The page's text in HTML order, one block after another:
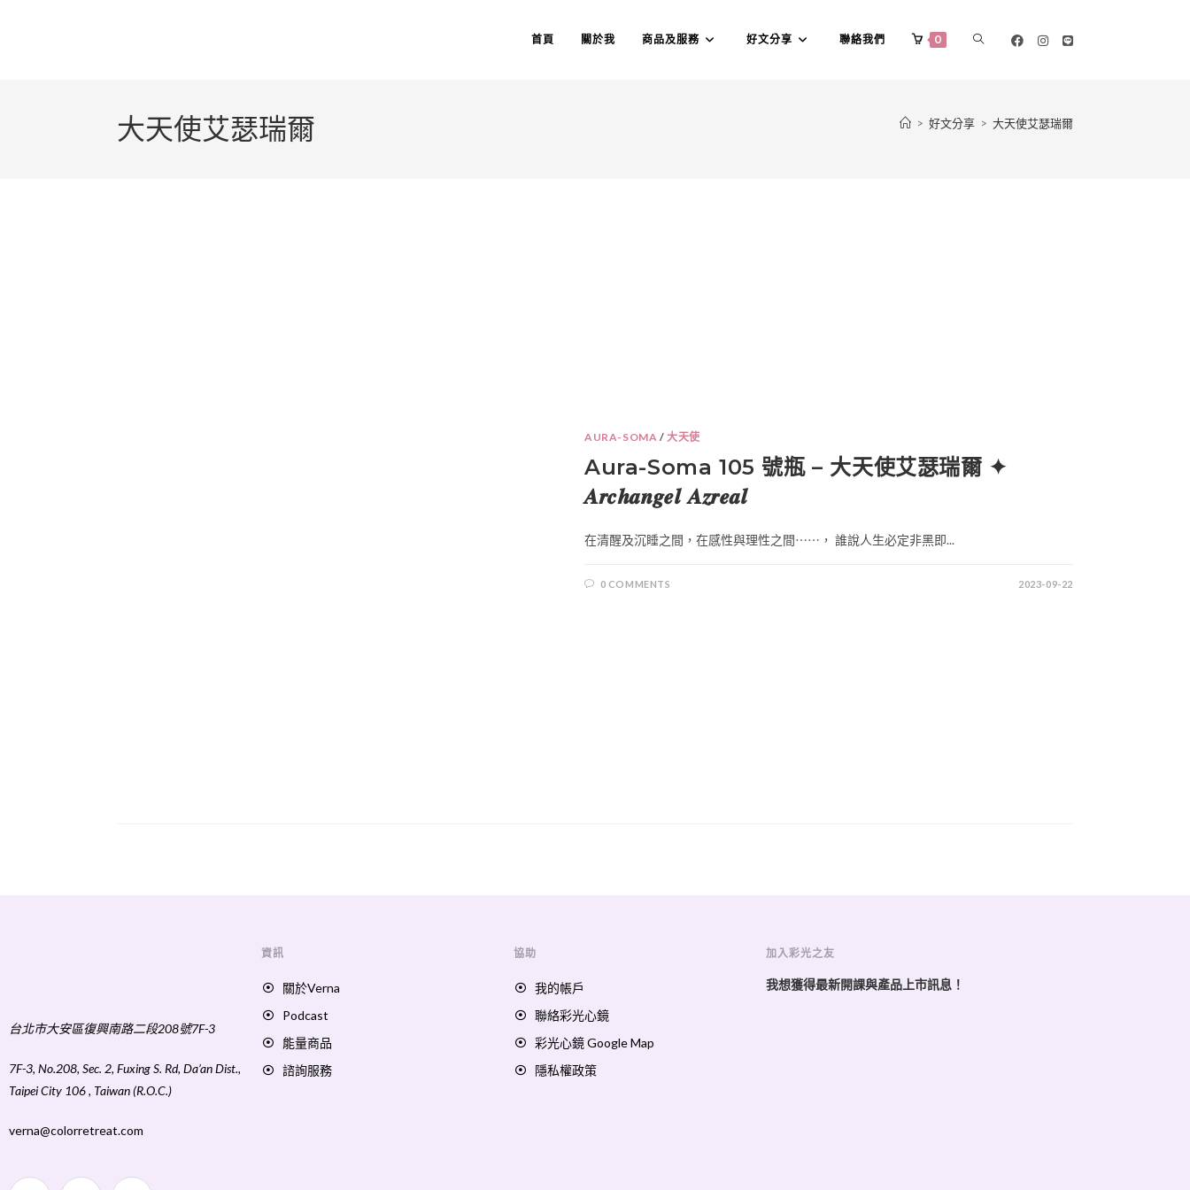
首頁 關於我 商品及服務 好文分享 聯絡我們 0
大天使艾瑟瑞爾 > 好文分享 > 大天使艾瑟瑞爾
AURA-SOMA /大天使
Aura-Soma 105 號瓶 – 大天使艾瑟瑞爾 ✦
𝑨𝒓𝒄𝒉𝒂𝒏𝒈𝒆𝒍 𝑨𝒛𝒓𝒆𝒂𝒍
在清醒及沉睡之間，在感性與理性之間⋯⋯， 誰說人生必定非黑即...
0 COMMENTS 2023-09-22
台北市大安區復興南路二段208號7F-3
7F-3, No.208, Sec. 2, Fuxing S. Rd, Da’an Dist.,
Taipei City 106 , Taiwan (R.O.C.)
verna@colorretreat.com
資訊
關於Verna
Podcast
能量商品
諮詢服務
協助
我的帳戶
聯絡彩光心鏡
彩光心鏡 Google Map
隱私權政策
加入彩光之友
我想獲得最新開課與產品上市訊息！